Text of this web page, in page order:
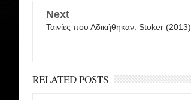
Next
Ταινίες που Αδικήθηκαν: Stoker (2013)
RELATED POSTS